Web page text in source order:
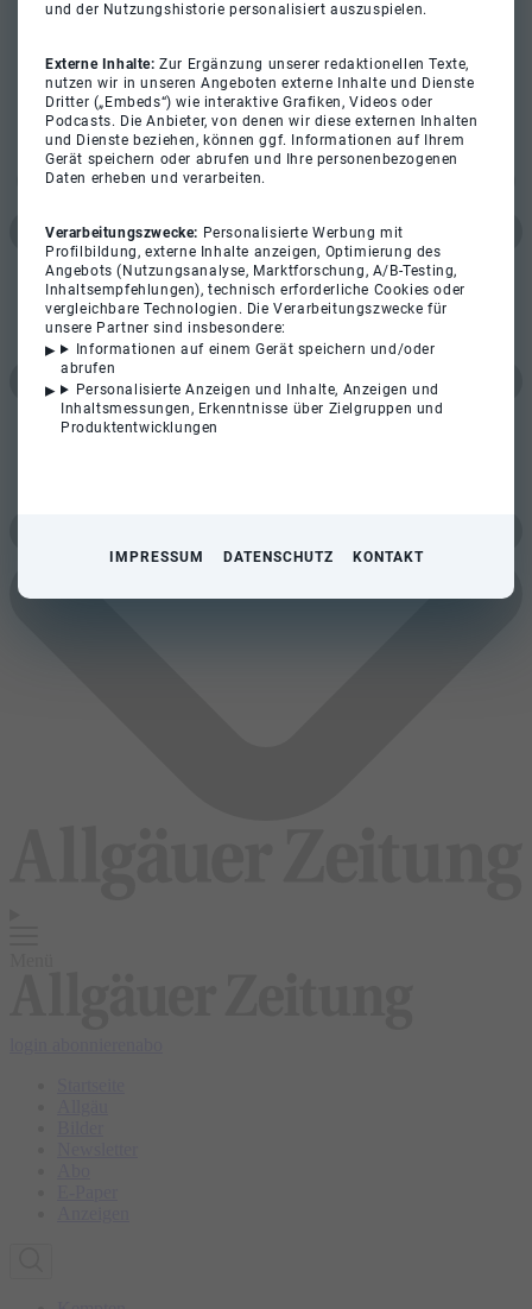
und der Nutzungshistorie personalisiert auszuspielen.
Externe Inhalte:Zur Ergänzung unserer redaktionellen Texte,
nutzen wir in unseren Angeboten externe Inhalte und Dienste
Dritter („Embeds“) wie interaktive Grafiken, Videos oder
Podcasts. Die Anbieter, von denen wir diese externen Inhalten
und Dienste beziehen, können ggf. Informationen auf Ihrem
Gerät speichern oder abrufen und Ihre personenbezogenen
Daten erheben und verarbeiten.
Verarbeitungszwecke: Personalisierte Werbung mit
Profilbildung, externe Inhalte anzeigen, Optimierung des
Angebots (Nutzungsanalyse, Marktforschung, A/B-Testing,
Inhaltsempfehlungen), technisch erforderliche Cookies oder
vergleichbare Technologien. Die Verarbeitungszwecke für
unsere Partner sind insbesondere:
Informationen auf einem Gerät speichern und/oder
abrufen
Personalisierte Anzeigen und Inhalte, Anzeigen und
Inhaltsmessungen, Erkenntnisse über Zielgruppen und
Produktentwicklungen
IMPRESSUM DATENSCHUTZ KONTAKT